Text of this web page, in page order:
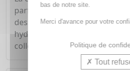
parfaitement à la protection
dessèchement ou irritation
hydratante et protectrice.
colle pas. Conditionnement :
bas de notre site.
Merci d'avance pour votre
Politique de
Tout